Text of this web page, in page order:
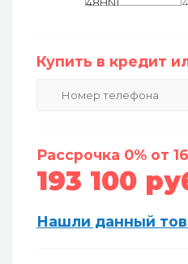
Купить в кредит
Рассрочка 0% от
193 100
Нашли данный